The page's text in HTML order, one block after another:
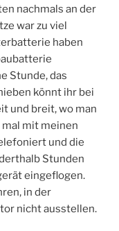
nachmals an der
war zu viel
haben
Stunde, das
könnt ihr bei
und breit, wo man
mit meinen
und die
Stunden
eingeflogen.
in der
nicht ausstellen.